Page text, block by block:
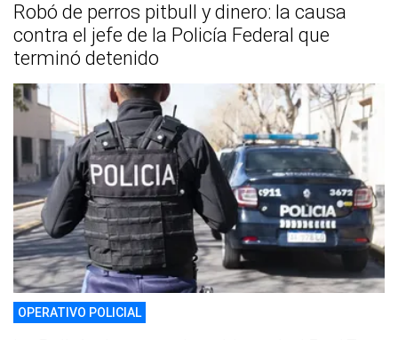
Robó de perros pitbull y dinero: la causa
contra el jefe de la Policía Federal que
terminó detenido
OPERATIVO POLICIAL